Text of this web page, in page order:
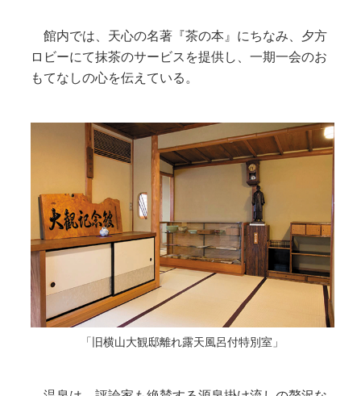
館内では、天心の名著『茶の本』にちなみ、夕方
ロビーにて抹茶のサービスを提供し、一期一会のお
もてなしの心を伝えている。
「旧横山大観邸離れ露天風呂付特別室」